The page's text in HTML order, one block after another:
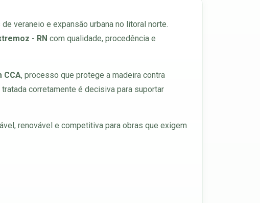
veraneio e expansão urbana no litoral norte.
- RN com qualidade, procedência e
CCA, processo que protege a madeira contra
corretamente é decisiva para suportar
renovável e competitiva para obras que exigem